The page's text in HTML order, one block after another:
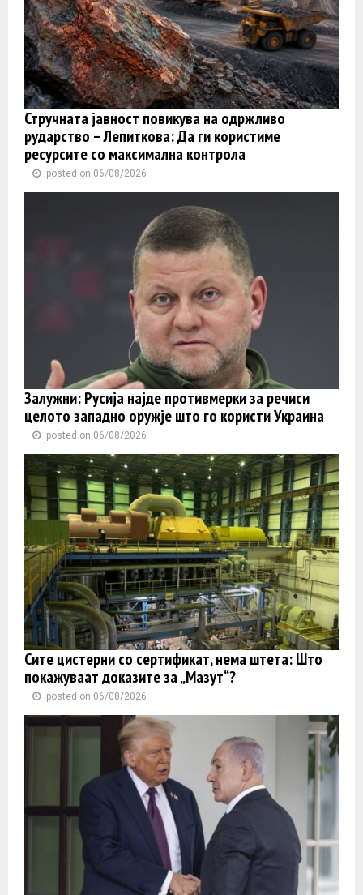
Стручната јавност повикува на одржливо
рударство – Лепиткова: Да ги користиме
ресурсите со максимална контрола
posted on 06/08/2026
Залужни: Русија најде противмерки за речиси
целото западно оружје што го користи Украина
posted on 06/08/2026
Сите цистерни со сертификат, нема штета: Што
покажуваат доказите за „Мазут“?
posted on 06/08/2026